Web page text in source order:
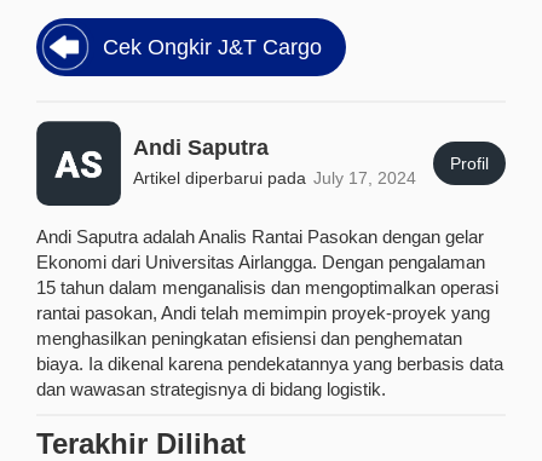
Cek Ongkir J&T Cargo
Andi Saputra
Artikel diperbarui pada July 17, 2024
Profil
Andi Saputra adalah Analis Rantai Pasokan dengan gelar
Ekonomi dari Universitas Airlangga. Dengan pengalaman
15 tahun dalam menganalisis dan mengoptimalkan operasi
rantai pasokan, Andi telah memimpin proyek-proyek yang
menghasilkan peningkatan efisiensi dan penghematan
biaya. Ia dikenal karena pendekatannya yang berbasis data
dan wawasan strategisnya di bidang logistik.
Terakhir Dilihat